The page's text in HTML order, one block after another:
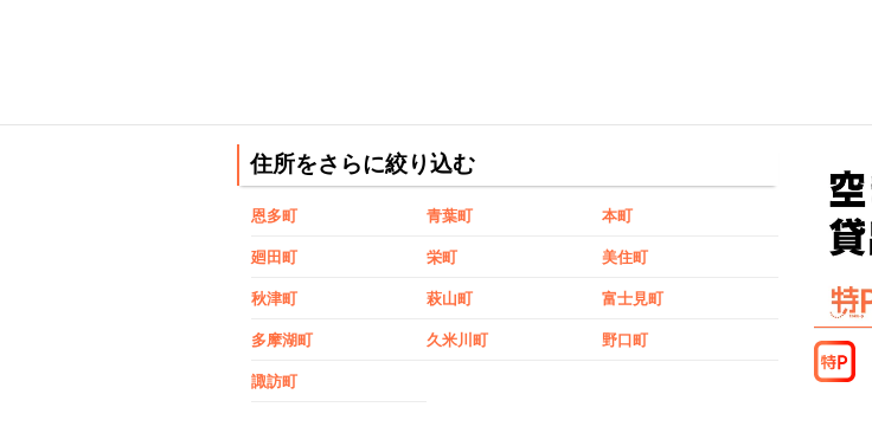
住所をさらに絞り込む
恩多町 青葉町 本町
廻田町 栄町 美住町
秋津町 萩山町 富士見町
多摩湖町 久米川町 野口町
諏訪町